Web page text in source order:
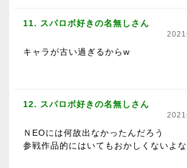
11. スパロボ好きの名無しさん
キャラが古い過ぎるからw
12. スパロボ好きの名無しさん
ＮEOには何故出なかったんだろう
参戦作品的にはいてもおかしくないよな